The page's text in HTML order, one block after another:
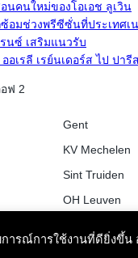
นคนใหม่ของโอเอช ลูเวิน
ซ้อมช่วงพรีซีซั่นที่ประเทศเ
รนซ์ เสริมแนวรับ
อเรลี เรย์นเดอร์ส ไป ปา
ฟ 2
Gent
KV Mechelen
Sint Truiden
OH Leuven
ารณ์การใช้งานที่ดียิ่งขึ้น